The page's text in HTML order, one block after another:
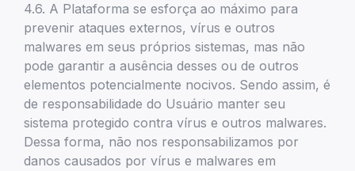
4.6. A Plataforma se esforça ao máximo para
prevenir ataques externos, vírus e outros
malwares em seus próprios sistemas, mas não
pode garantir a ausência desses ou de outros
elementos potencialmente nocivos. Sendo assim, é
de responsabilidade do Usuário manter seu
sistema protegido contra vírus e outros malwares.
Dessa forma, não nos responsabilizamos por
danos causados por vírus e malwares em